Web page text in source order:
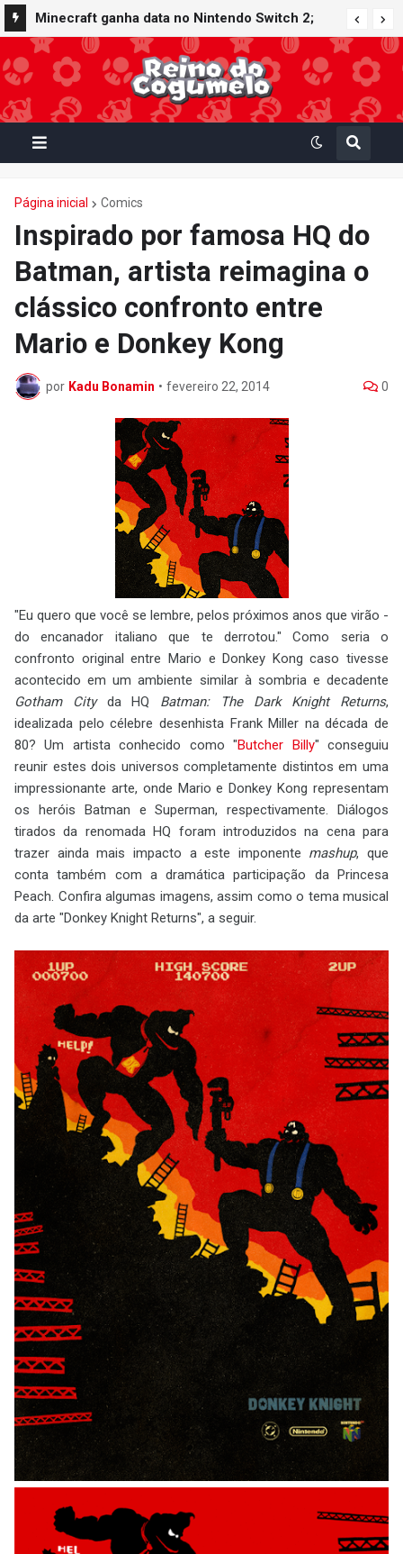
Minecraft ganha data no Nintendo Switch 2;
Super Mario Mash-Up receberá atualização
gráfica exclusiva
Página inicial Comics
Inspirado por famosa HQ do
Batman, artista reimagina o
clássico confronto entre
Mario e Donkey Kong
por Kadu Bonamin • fevereiro 22, 2014 0
"Eu quero que você se lembre, pelos próximos anos que virão -
do encanador italiano que te derrotou." Como seria o
confronto original entre Mario e Donkey Kong caso tivesse
acontecido em um ambiente similar à sombria e decadente
Gotham Cityda HQ Batman: The Dark Knight Returns,
idealizada pelo célebre desenhista Frank Miller na década de
80? Um artista conhecido como "Butcher Billy" conseguiu
reunir estes dois universos completamente distintos em uma
impressionante arte, onde Mario e Donkey Kong representam
os heróis Batman e Superman, respectivamente. Diálogos
tirados da renomada HQ foram introduzidos na cena para
trazer ainda mais impacto a este imponente mashup, que
conta também com a dramática participação da Princesa
Peach. Confira algumas imagens, assim como o tema musical
da arte "Donkey Knight Returns", a seguir.